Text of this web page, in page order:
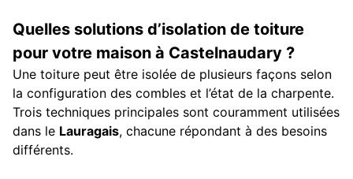
Quelles solutions d’isolation de toiture
pour votre maison à Castelnaudary ?
Une toiture peut être isolée de plusieurs façons selon
la configuration des combles et l’état de la charpente.
Trois techniques principales sont couramment utilisées
dans le Lauragais, chacune répondant à des besoins
différents.